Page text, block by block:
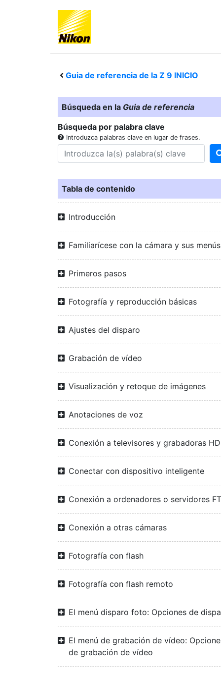
Guia de referencia de la Z 9 INICIO
Búsqueda en la Guia de referencia
Búsqueda por palabra clave
Introduzca palabras clave en lugar de frases.
Tabla de contenido
Introducción
Familiarícese con la cámara y sus menús
Primeros pasos
Fotografía y reproducción básicas
Ajustes del disparo
Grabación de vídeo
Visualización y retoque de imágenes
Anotaciones de voz
Conexión a televisores y grabadoras
Conectar con dispositivo inteligente
Conexión a ordenadores o servidores
Conexión a otras cámaras
Fotografía con flash
Fotografía con flash remoto
El menú disparo foto: Opciones de
El menú de grabación de vídeo:
de grabación de vídeo